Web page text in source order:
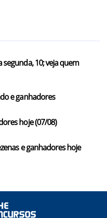
segunda, 10; veja quem
e ganhadores
hoje (07/08)
e ganhadores hoje